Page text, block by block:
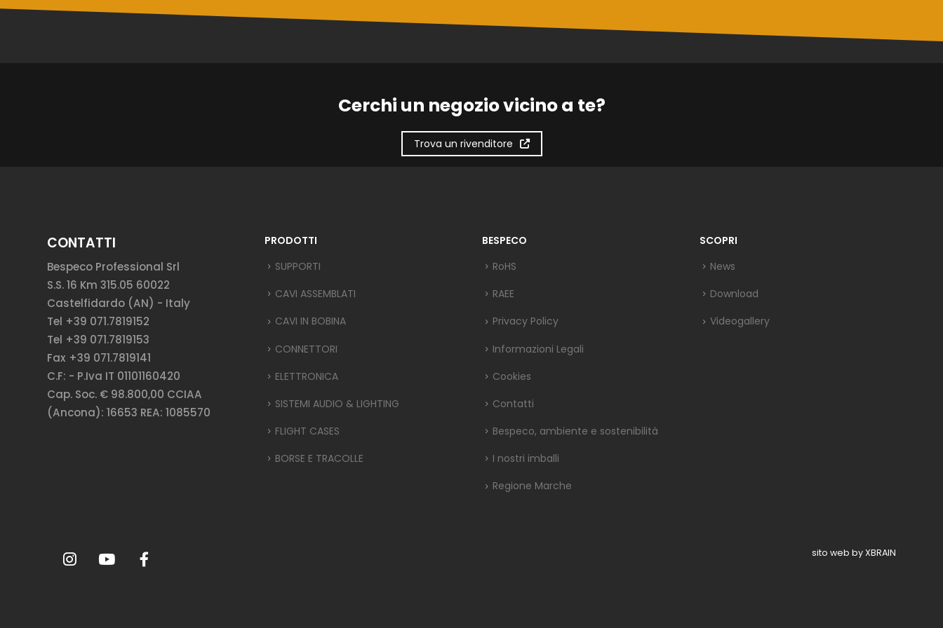
Cerchi un negozio vicino a te?
Trova un rivenditore
CONTATTI
Bespeco Professional Srl
S.S. 16 Km 315.05 60022
Castelfidardo (AN) - Italy
Tel +39 071.7819152
Tel +39 071.7819153
Fax +39 071.7819141
C.F: - P.Iva IT 01101160420
Cap. Soc. € 98.800,00 CCIAA
(Ancona): 16653 REA: 1085570
PRODOTTI
SUPPORTI
CAVI ASSEMBLATI
CAVI IN BOBINA
CONNETTORI
ELETTRONICA
SISTEMI AUDIO & LIGHTING
FLIGHT CASES
BORSE E TRACOLLE
BESPECO
RoHS
RAEE
Privacy Policy
Informazioni Legali
Cookies
Contatti
Bespeco, ambiente e sostenibilità
I nostri imballi
Regione Marche
SCOPRI
News
Download
Videogallery
sito web by XBRAIN